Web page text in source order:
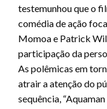
testemunhou que o
comédia de ação
Momoa e Patrick
participação da
As polêmicas em
atrair a atenção do
sequência,